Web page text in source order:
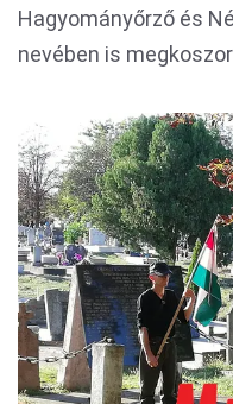
Hagyományőrző és
nevében is